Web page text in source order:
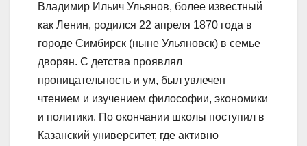
Владимир Ильич Ульянов, более известный
как Ленин, родился 22 апреля 1870 года в
городе Симбирск (ныне Ульяновск) в семье
дворян. С детства проявлял
проницательность и ум, был увлечен
чтением и изучением философии, экономики
и политики. По окончании школы поступил в
Казанский университет, где активно